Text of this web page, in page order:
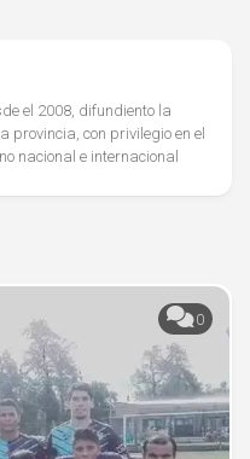
el 2008, difundiento la
provincia, con privilegio en el
nacional e internacional
0